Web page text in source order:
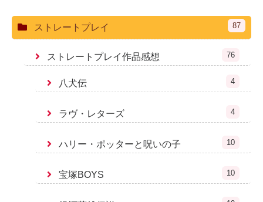
ストレートプレイ 87
ストレートプレイ作品感想 76
八犬伝 4
ラヴ・レターズ 4
ハリー・ポッターと呪いの子 10
宝塚BOYS 10